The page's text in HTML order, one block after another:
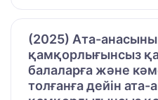
(2025) Ата-
қамқорлығынсыз
балаларға және
толғанға дейін